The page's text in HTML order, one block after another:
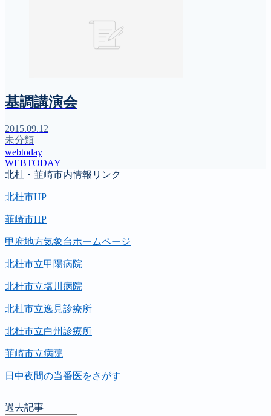
基調講演会
2015.09.12
未分類
webtoday
WEBTODAY
北杜・韮崎市内情報リンク
北杜市HP
韮崎市HP
甲府地方気象台ホームページ
北杜市立甲陽病院
北杜市立塩川病院
北杜市立逸見診療所
北杜市立白州診療所
韮崎市立病院
日中夜間の当番医をさがす
過去記事